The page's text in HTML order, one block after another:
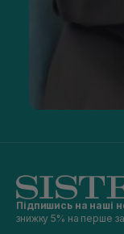
Підпишись на наші
знижку 5% на перше